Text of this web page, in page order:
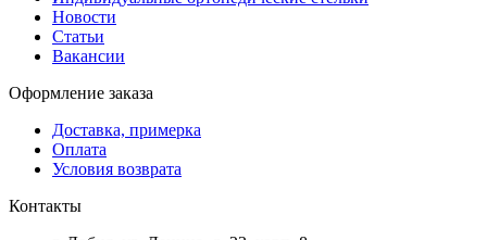
Новости
Статьи
Вакансии
Оформление заказа
Доставка, примерка
Оплата
Условия возврата
Контакты